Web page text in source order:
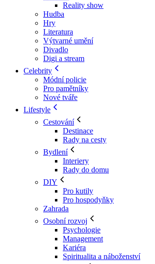
Reality show
Hudba
Hry
Literatura
Výtvarné umění
Divadlo
Digi a stream
Celebrity
Módní policie
Pro pamětníky
Nové tváře
Lifestyle
Cestování
Destinace
Rady na cesty
Bydlení
Interiery
Rady do domu
DIY
Pro kutily
Pro hospodyňky
Zahrada
Osobní rozvoj
Psychologie
Management
Kariéra
Spiritualita a náboženství